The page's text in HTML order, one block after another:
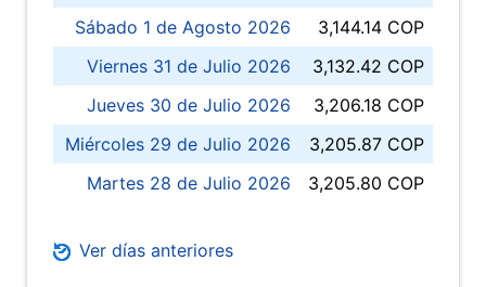
Sábado 1 de Agosto 2026
3,144.14 COP
Viernes 31 de Julio 2026
3,132.42 COP
Jueves 30 de Julio 2026
3,206.18 COP
Miércoles 29 de Julio 2026
3,205.87 COP
Martes 28 de Julio 2026
3,205.80 COP
Ver días anteriores